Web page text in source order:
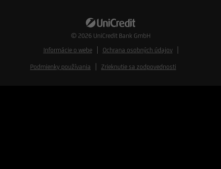
© 2026 UniCredit Bank GmbH
Informácie o webe
Ochrana osobných údajov
Podmienky používania Zrieknutie sa zodpovednosti